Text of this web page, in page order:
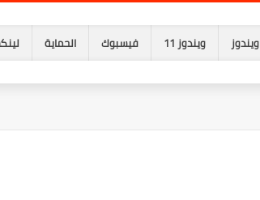
ويندوز ويندوز 11 فيسبوك الحماية